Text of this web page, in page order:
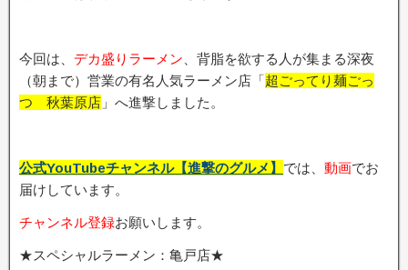
今回は、 デカ盛りラーメン 、背脂を欲する人が集まる深夜
（朝まで）営業の有名人気ラーメン店「超ごってり麺ごっ
つ 秋葉原店 」へ進撃しました。
公式YouTubeチャンネル【進撃のグルメ】 では、 動画でお
届けしています。
チャンネル登録お願いします。
★スペシャルラーメン：亀戸店★